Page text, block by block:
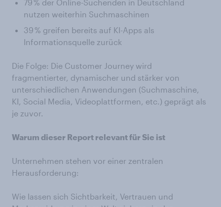
79 % der Online-Suchenden in Deutschland
nutzen weiterhin Suchmaschinen
39 % greifen bereits auf KI-Apps als
Informationsquelle zurück
Die Folge: Die Customer Journey wird
fragmentierter, dynamischer und stärker von
unterschiedlichen Anwendungen (Suchmaschine,
KI, Social Media, Videoplattformen, etc.) geprägt als
je zuvor.
Warum dieser Report relevant für Sie ist
Unternehmen stehen vor einer zentralen
Herausforderung:
Wie lassen sich Sichtbarkeit, Vertrauen und